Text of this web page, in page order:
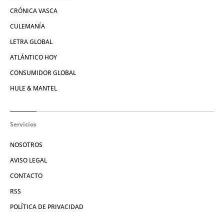
CRÓNICA VASCA
CULEMANÍA
LETRA GLOBAL
ATLÁNTICO HOY
CONSUMIDOR GLOBAL
HULE & MANTEL
Servicios
NOSOTROS
AVISO LEGAL
CONTACTO
RSS
POLÍTICA DE PRIVACIDAD